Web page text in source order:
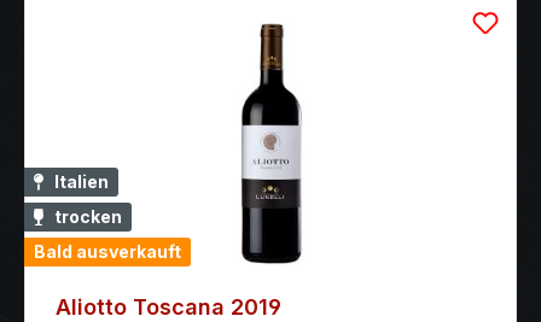
Italien
trocken
Bald ausverkauft
Aliotto Toscana 2019